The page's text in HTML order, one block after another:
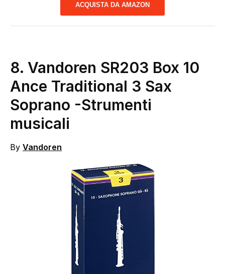
ACQUISTA DA AMAZON
8. Vandoren SR203 Box 10
Ance Traditional 3 Sax
Soprano -Strumenti
musicali
By Vandoren